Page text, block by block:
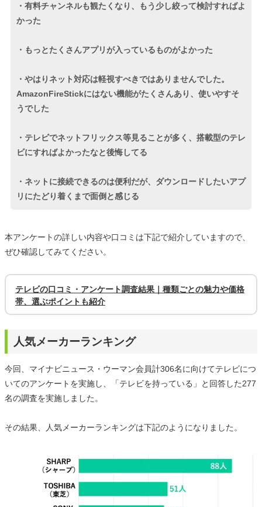
・有料チャンネルも観たくなり、もう少し絞って検討すればよ
かった
・もっとたくさんアプリが入っているものがよかった
・やはりネット対応は軽視すべきではありませんでした。
AmazonFireStickにはない機能がたくさんあり、使いやすそ
うでした
・テレビでネットフリックス等見ることが多く、搭載型のテレ
ビにすればよかったなと後悔してる
・ネットに接続できるのは便利だが、ダウンロードしたいアプ
リにたどり着くまで面倒と感じる
本アンケートの詳しい内容や口コミは下記で紹介していますので、
ぜひ確認してみてください。
テレビの口コミ・アンケート調査結果｜種類ごとの魅力や価格
帯、選ぶポイントも紹介
人気メーカーランキング
今回、マイナビニュース・ウーマン会員計306名に向けてテレビにつ
いてのアンケートを実施し、「テレビを持っている」と回答した277
名の調査を実施しました。
その結果、人気メーカーランキングは下記のようになりました。